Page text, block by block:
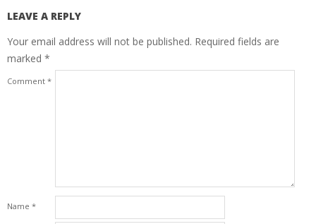
LEAVE A REPLY
Your email address will not be published. Required fields are
marked *
Comment *
Name *